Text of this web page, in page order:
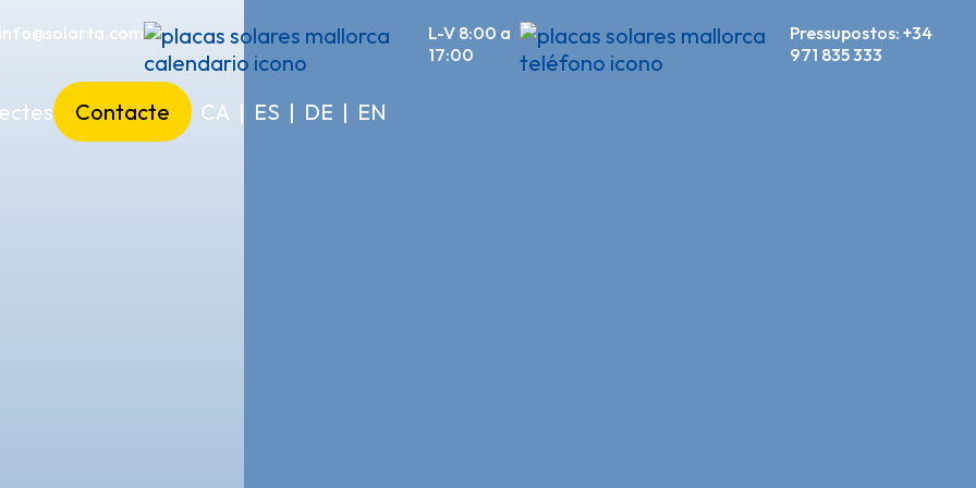
info@solarta.com
L-V 8:00 a
17:00
Pressupostos:+34
971 835 333
Contacte CA | ES | DE | EN